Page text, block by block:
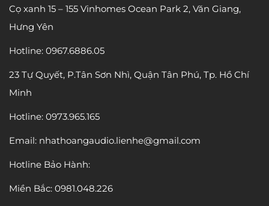
Cọ xanh 15 – 155 Vinhomes Ocean Park 2, Văn Giang,
Hưng Yên
Hotline: 0967.6886.05
23 Tự Quyết, P.Tân Sơn Nhì, Quận Tân Phú, Tp. Hồ Chí
Minh
Hotline: 0973.965.165
Email: nhathoangaudio.lienhe@gmail.com
Hotline Bảo Hành:
Miền Bắc: 0981.048.226